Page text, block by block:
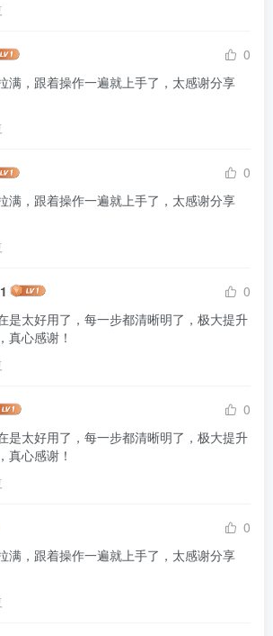
0
满，跟着操作一遍就上手了，太感谢分享
0
满，跟着操作一遍就上手了，太感谢分享
0
是太好用了，每一步都清晰明了，极大提升
真心感谢！
0
是太好用了，每一步都清晰明了，极大提升
真心感谢！
0
满，跟着操作一遍就上手了，太感谢分享